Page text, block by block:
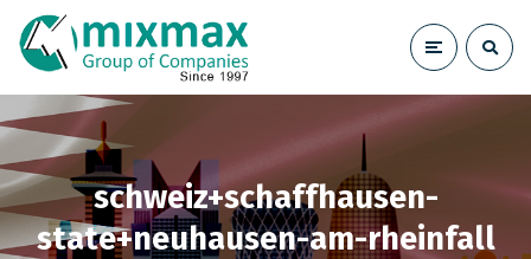
schweiz+schaffhausen-
state+neuhausen-am-rheinfall